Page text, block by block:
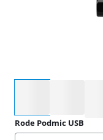
Rode Podmic USB